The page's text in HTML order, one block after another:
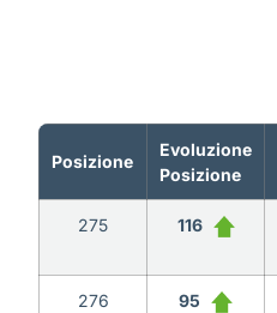
Posizione
Evoluzione
Posizione
275 116
276 95